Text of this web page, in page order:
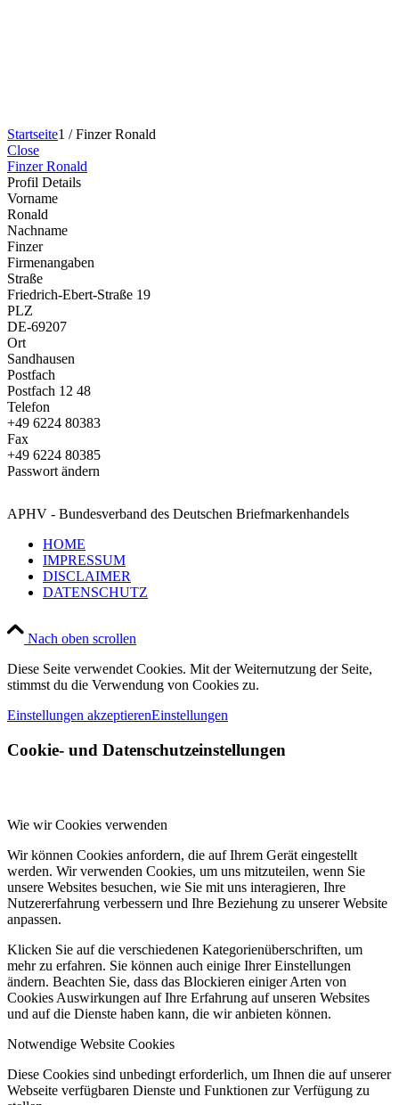
Startseite1 / Finzer Ronald
Close
Finzer Ronald
Profil Details
Vorname
Ronald
Nachname
Finzer
Firmenangaben
Straße
Friedrich-Ebert-Straße 19
PLZ
DE-69207
Ort
Sandhausen
Postfach
Postfach 12 48
Telefon
+49 6224 80383
Fax
+49 6224 80385
Passwort ändern
APHV - Bundesverband des Deutschen Briefmarkenhandels
HOME
IMPRESSUM
DISCLAIMER
DATENSCHUTZ
Nach oben scrollen
Diese Seite verwendet Cookies. Mit der Weiternutzung der Seite,
stimmst du die Verwendung von Cookies zu.
Einstellungen akzeptierenEinstellungen
Cookie- und Datenschutzeinstellungen
Wie wir Cookies verwenden
Wir können Cookies anfordern, die auf Ihrem Gerät eingestellt
werden. Wir verwenden Cookies, um uns mitzuteilen, wenn Sie
unsere Websites besuchen, wie Sie mit uns interagieren, Ihre
Nutzererfahrung verbessern und Ihre Beziehung zu unserer Website
anpassen.
Klicken Sie auf die verschiedenen Kategorienüberschriften, um
mehr zu erfahren. Sie können auch einige Ihrer Einstellungen
ändern. Beachten Sie, dass das Blockieren einiger Arten von
Cookies Auswirkungen auf Ihre Erfahrung auf unseren Websites
und auf die Dienste haben kann, die wir anbieten können.
Notwendige Website Cookies
Diese Cookies sind unbedingt erforderlich, um Ihnen die auf unserer
Webseite verfügbaren Dienste und Funktionen zur Verfügung zu